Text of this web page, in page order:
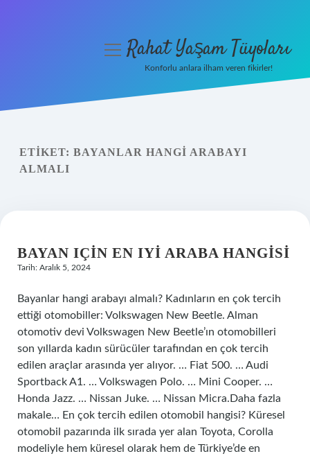
Yasal Uyarı
menüyüRahat Yaşam Tüyoları
Konforlu anlara ilham veren fikirler!
ETIKET: BAYANLAR HANGI ARABAYI
ALMALI
BAYAN IÇIN EN IYI ARABA HANGISI
Tarih: Aralık 5, 2024
Bayanlar hangi arabayı almalı? Kadınların en çok tercih
ettiği otomobiller: Volkswagen New Beetle. Alman
otomotiv devi Volkswagen New Beetle’ın otomobilleri
son yıllarda kadın sürücüler tarafından en çok tercih
edilen araçlar arasında yer alıyor. … Fiat 500. … Audi
Sportback A1. … Volkswagen Polo. … Mini Cooper. …
Honda Jazz. … Nissan Juke. … Nissan Micra.Daha fazla
makale… En çok tercih edilen otomobil hangisi? Küresel
otomobil pazarında ilk sırada yer alan Toyota, Corolla
modeliyle hem küresel olarak hem de Türkiye’de en